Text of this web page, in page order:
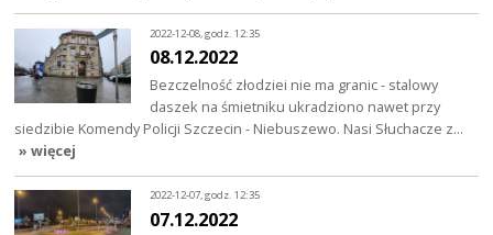
2022-12-08, godz. 12:35
08.12.2022
Bezczelność złodziei nie ma granic - stalowy
daszek na śmietniku ukradziono nawet przy
siedzibie Komendy Policji Szczecin - Niebuszewo. Nasi Słuchacze z…
» więcej
2022-12-07, godz. 12:35
07.12.2022